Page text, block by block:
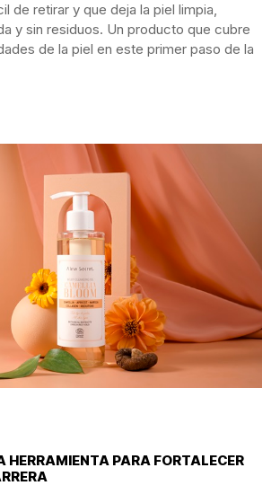
de retirar y que deja la piel limpia,
y sin residuos. Un producto que cubre
de la piel en este primer paso de la
HERRAMIENTA PARA FORTALECER